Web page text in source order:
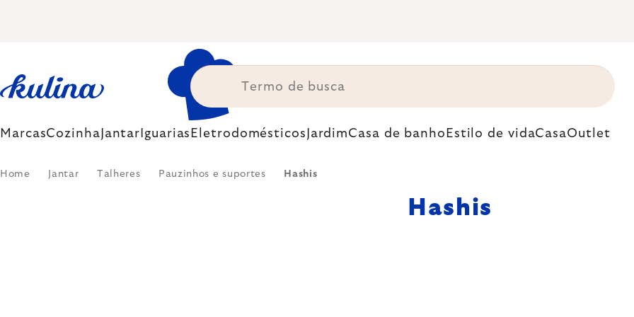
MarcasCozinha Jantar Iguarias Eletrodomésticos JardimCasa de banho Estilo de vidaCasaOutlet
Home Jantar Talheres Pauzinhos e suportes Hashis
Hashis